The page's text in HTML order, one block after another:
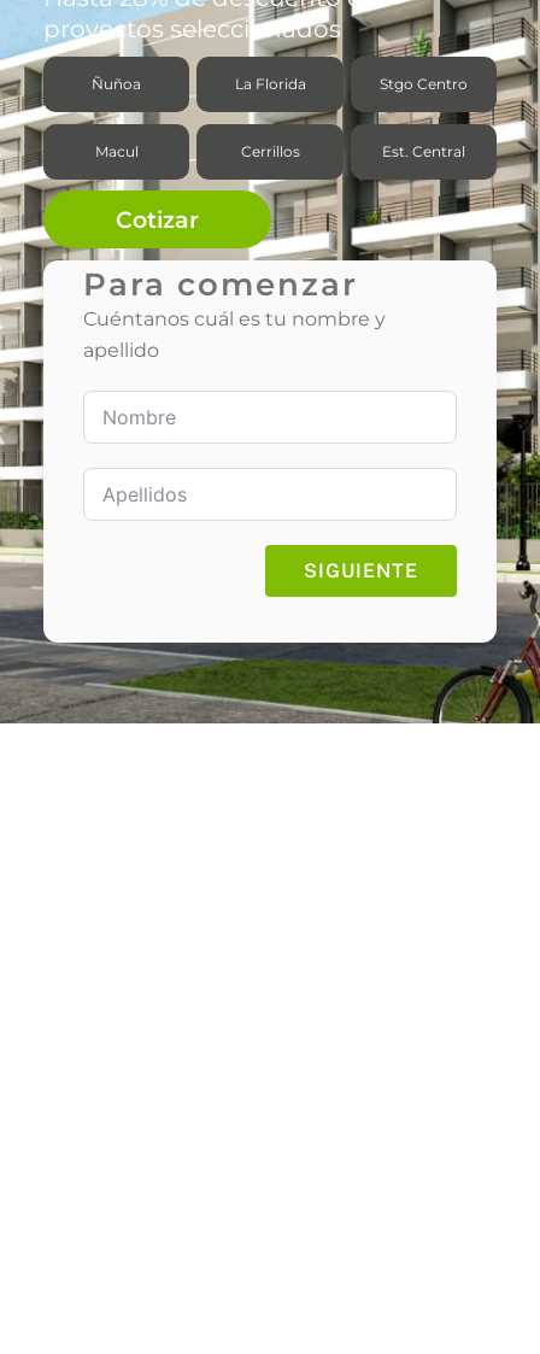
proyectos seleccionados
Ñuñoa La Florida Stgo Centro
Macul Cerrillos Est. Central
Cotizar
Para comenzar
Cuéntanos cuál es tu nombre y
apellido
SIGUIENTE